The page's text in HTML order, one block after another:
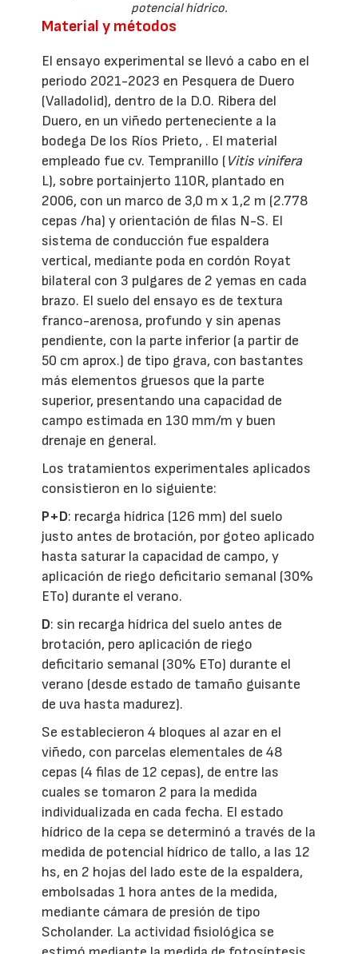
potencial hídrico.
Material y métodos
El ensayo experimental se llevó a cabo en el
periodo 2021-2023 en Pesquera de Duero
(Valladolid), dentro de la D.O. Ribera del
Duero, en un viñedo perteneciente a la
bodega De los Ríos Prieto, . El material
empleado fue cv. Tempranillo (Vitis vinifera
L), sobre portainjerto 110R, plantado en
2006, con un marco de 3,0 m x 1,2 m (2.778
cepas /ha) y orientación de filas N-S. El
sistema de conducción fue espaldera
vertical, mediante poda en cordón Royat
bilateral con 3 pulgares de 2 yemas en cada
brazo. El suelo del ensayo es de textura
franco-arenosa, profundo y sin apenas
pendiente, con la parte inferior (a partir de
50 cm aprox.) de tipo grava, con bastantes
más elementos gruesos que la parte
superior, presentando una capacidad de
campo estimada en 130 mm/m y buen
drenaje en general.
Los tratamientos experimentales aplicados
consistieron en lo siguiente:
P+D: recarga hídrica (126 mm) del suelo
justo antes de brotación, por goteo aplicado
hasta saturar la capacidad de campo, y
aplicación de riego deficitario semanal (30%
ETo) durante el verano.
D: sin recarga hídrica del suelo antes de
brotación, pero aplicación de riego
deficitario semanal (30% ETo) durante el
verano (desde estado de tamaño guisante
de uva hasta madurez).
Se establecieron 4 bloques al azar en el
viñedo, con parcelas elementales de 48
cepas (4 filas de 12 cepas), de entre las
cuales se tomaron 2 para la medida
individualizada en cada fecha. El estado
hídrico de la cepa se determinó a través de la
medida de potencial hídrico de tallo, a las 12
hs, en 2 hojas del lado este de la espaldera,
embolsadas 1 hora antes de la medida,
mediante cámara de presión de tipo
Scholander. La actividad fisiológica se